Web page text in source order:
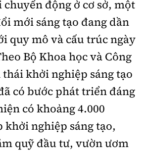
chuyển động ở cơ sở, một
mới sáng tạo đang dần
quy mô và cấu trúc ngày
Bộ Khoa học và Công
khởi nghiệp sáng tạo
có bước phát triển đáng
có khoảng 4.000
khởi nghiệp sáng tạo,
quỹ đầu tư, vườn ươm